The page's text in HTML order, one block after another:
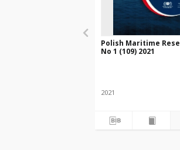
Polish Maritime
No 1 (109) 2021
2021